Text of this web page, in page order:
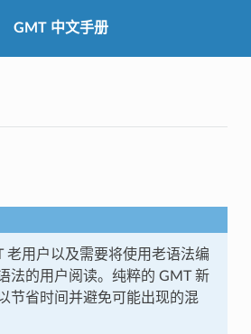
GMT 中文手册
老用户以及需要将使用老语法编
法的用户阅读。纯粹的 GMT 新
节省时间并避免可能出现的混